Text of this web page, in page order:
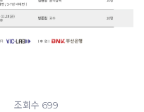
조회수 699